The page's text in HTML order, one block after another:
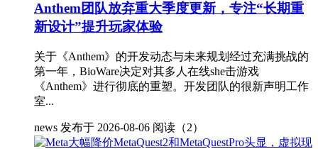
Anthem团队放弃重大季度更新，专注“长期重
新设计”提升玩家体验
关于《Anthem》的开发动态与未来规划经过充满挑战的
第一年，BioWare决定对其多人在线she击游戏
《Anthem》进行彻底的重塑。开发团队的很新声明工作
室...
news 发布于 2026-08-06 阅读（2）